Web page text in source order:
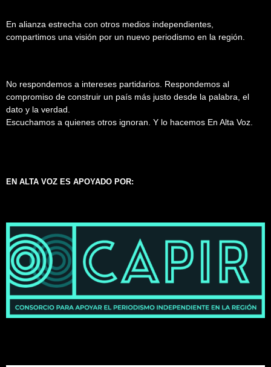
En alianza estrecha con otros medios independientes,
compartimos una visión por un nuevo periodismo en la región.
No respondemos a intereses partidarios. Respondemos al
compromiso de construir un país más justo desde la palabra, el
dato y la verdad.
Escuchamos a quienes otros ignoran. Y lo hacemos En Alta Voz.
EN ALTA VOZ ES APOYADO POR: